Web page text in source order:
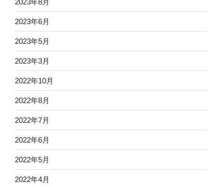
2023年6月
2023年5月
2023年3月
2022年10月
2022年8月
2022年7月
2022年6月
2022年5月
2022年4月